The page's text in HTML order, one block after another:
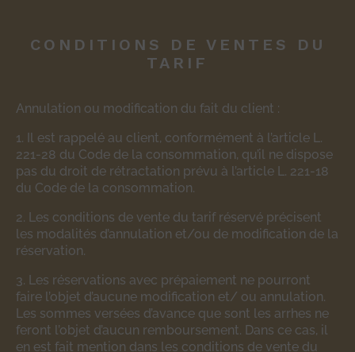
CONDITIONS DE VENTES DU
TARIF
Annulation ou modification du fait du client :
1. Il est rappelé au client, conformément à l’article L.
221-28 du Code de la consommation, qu’il ne dispose
pas du droit de rétractation prévu à l’article L. 221-18
du Code de la consommation.
2. Les conditions de vente du tarif réservé précisent
les modalités d’annulation et/ou de modification de la
réservation.
3. Les réservations avec prépaiement ne pourront
faire l’objet d’aucune modification et/ ou annulation.
Les sommes versées d’avance que sont les arrhes ne
feront l’objet d’aucun remboursement. Dans ce cas, il
en est fait mention dans les conditions de vente du